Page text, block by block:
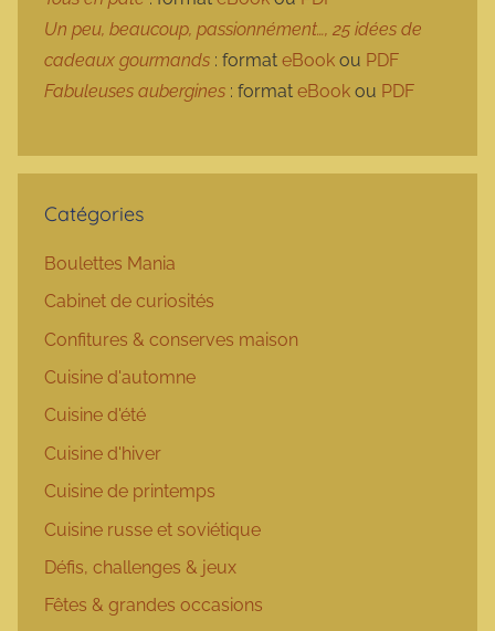
Un peu, beaucoup, passionnément…, 25 idées de
cadeaux gourmands : format eBook ou PDF
Fabuleuses aubergines : format eBook ou PDF
Catégories
Boulettes Mania
Cabinet de curiosités
Confitures & conserves maison
Cuisine d'automne
Cuisine d'été
Cuisine d'hiver
Cuisine de printemps
Cuisine russe et soviétique
Défis, challenges & jeux
Fêtes & grandes occasions